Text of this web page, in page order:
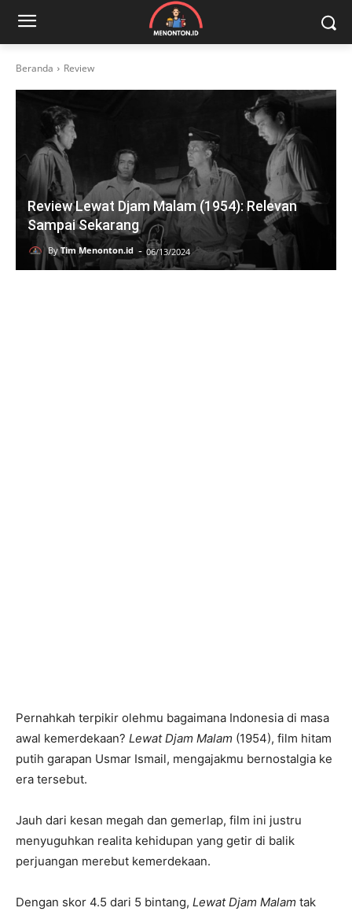
Beranda Review
Review Lewat Djam Malam (1954): Relevan
Sampai Sekarang
By Tim Menonton.id - 06/13/2024
Pernahkah terpikir olehmu bagaimana Indonesia di masa
awal kemerdekaan? Lewat Djam Malam (1954), film hitam
putih garapan Usmar Ismail, mengajakmu bernostalgia ke
era tersebut.
Jauh dari kesan megah dan gemerlap, film ini justru
menyuguhkan realita kehidupan yang getir di balik
perjuangan merebut kemerdekaan.
Dengan skor 4.5 dari 5 bintang, Lewat Djam Malam tak